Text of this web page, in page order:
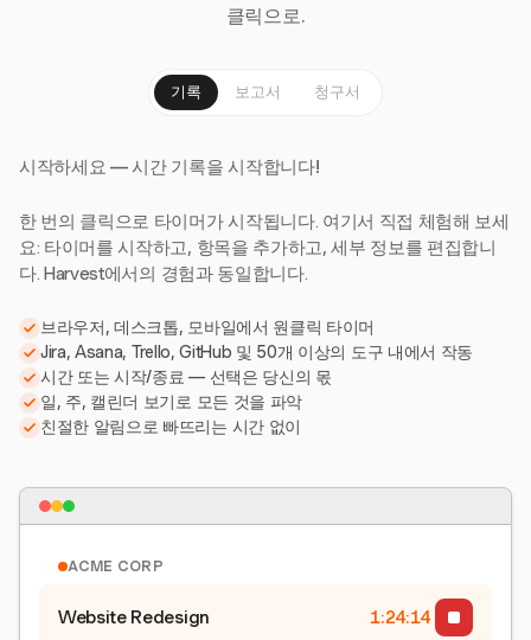
클릭으로.
기록 보고서 청구서
시작하세요 — 시간 기록을 시작합니다!
한 번의 클릭으로 타이머가 시작됩니다. 여기서 직접 체험해 보세
요: 타이머를 시작하고, 항목을 추가하고, 세부 정보를 편집합니
다. Harvest에서의 경험과 동일합니다.
브라우저, 데스크톱, 모바일에서 원클릭 타이머
Jira, Asana, Trello, GitHub 및 50개 이상의 도구 내에서 작동
시간 또는 시작/종료 — 선택은 당신의 몫
일, 주, 캘린더 보기로 모든 것을 파악
친절한 알림으로 빠뜨리는 시간 없이
ACME CORP
Website Redesign 1:24:15